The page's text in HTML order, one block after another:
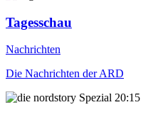
Tagesschau
Nachrichten
Die Nachrichten der ARD
20:15